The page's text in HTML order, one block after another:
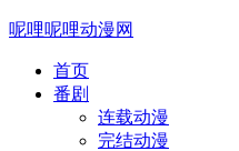
呢哩呢哩动漫网
首页
番剧
连载动漫
完结动漫